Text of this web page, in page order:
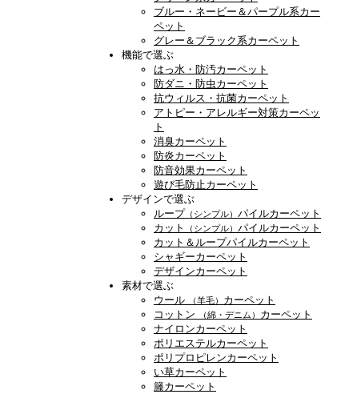
ブルー・ネービー＆パープル系カー
ペット
グレー＆ブラック系カーペット
機能で選ぶ
はっ水・防汚カーペット
防ダニ・防虫カーペット
抗ウィルス・抗菌カーペット
アトピー・アレルギー対策カーペッ
ト
消臭カーペット
防炎カーペット
防音効果カーペット
遊び毛防止カーペット
デザインで選ぶ
ループ （シンプル） パイルカーペット
カット
（シンプル） パイルカーペット
カット＆ループパイルカーペット
シャギーカーペット
デザインカーペット
素材で選ぶ
ウール
（羊毛） カーペット
コットン
（綿・デニム） カーペット
ナイロンカーペット
ポリエステルカーペット
ポリプロピレンカーペット
い草カーペット
籐カーペット